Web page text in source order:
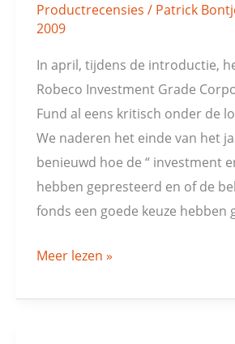
Productrecensies / Patrick
2009
In april, tijdens de introductie,
Robeco Investment Grade
Fund al eens kritisch onder de
We naderen het einde van het
benieuwd hoe de “ investment
hebben gepresteerd en of de
fonds een goede keuze hebben
Investment
Corporate
Bonds
Meer lezen »